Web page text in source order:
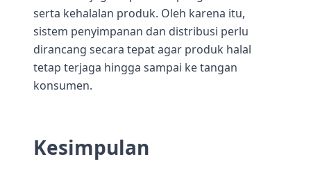
serta kehalalan produk. Oleh karena itu,
sistem penyimpanan dan distribusi perlu
dirancang secara tepat agar produk halal
tetap terjaga hingga sampai ke tangan
konsumen.
Kesimpulan